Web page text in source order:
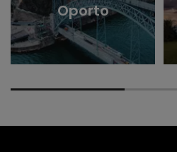
Oporto